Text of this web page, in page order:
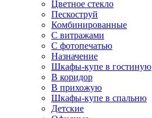
Цветное стекло
Пескоструй
Комбинированные
С витражами
С фотопечатью
Назначение
Шкафы-купе в гостиную
В коридор
В прихожую
Шкафы-купе в спальню
Детские